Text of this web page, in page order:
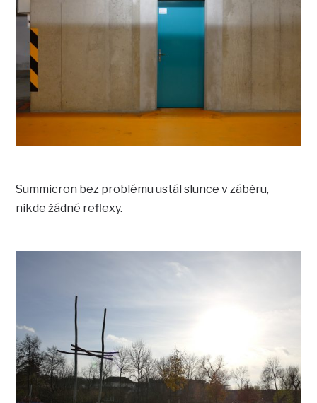
Summicron bez problému ustál slunce v záběru,
nikde žádné reflexy.